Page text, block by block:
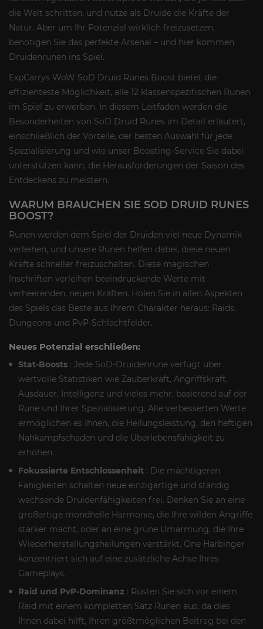
die Welt schritten, und nutze als Druide die Kräfte der
Natur. Aber um Ihr Potenzial wirklich freizusetzen,
benötigen Sie das perfekte Arsenal – und hier kommen
Druidenrunen ins Spiel.
ExpCarrys WoW SoD Druid Runes Boost bietet die
effizienteste Möglichkeit, alle 12 klassenspezifischen Runen
im Spiel zu erwerben. In diesem Leitfaden werden die
Besonderheiten von SoD Druid Runes im Detail erläutert,
einschließlich der Vorteile, der besten Auswahl für jede
Spezialisierung und wie unser Boosting-Service Sie dabei
unterstützen kann, die Herausforderungen der Saison des
Entdeckens zu meistern.
WARUM BRAUCHEN SIE SOD DRUID RUNES
BOOST?
Runen werden dem Spiel der Druiden viel neue Dynamik
verleihen, und unsere Runen helfen dabei, diese neuen
Kräfte schneller freizuschalten. Diese magischen
Inschriften verleihen beeindruckende Werte mit
verheerenden, neuen Kräften. Holen Sie in allen Aspekten
des Spiels das Beste aus Ihrem Charakter heraus: Raids,
Dungeons und PvP-Schlachtfelder.
Neues Potenzial erschließen:
Stat-Boosts : Jede SoD-Druidenrune verfügt über
wertvolle Statistiken wie Zauberkraft, Angriffskraft,
Ausdauer, Intelligenz und vieles mehr, basierend auf der
Rune und Ihrer Spezialisierung. Alle verbesserten Werte
ermöglichen es Ihnen, die Heilungsleistung, den heftigen
Nahkampfschaden und die Überlebensfähigkeit zu
erhöhen.
Fokussierte Entschlossenheit : Die mächtigeren
Fähigkeiten schalten neue einzigartige und ständig
wachsende Druidenfähigkeiten frei. Denken Sie an eine
großartige mondhelle Harmonie, die Ihre wilden Angriffe
stärker macht, oder an eine grüne Umarmung, die Ihre
Wiederherstellungsheilungen verstärkt. One Harbinger
konzentriert sich auf eine zusätzliche Achse Ihres
Gameplays.
Raid und PvP-Dominanz : Rüsten Sie sich vor einem
Raid mit einem kompletten Satz Runen aus, da dies
Ihnen dabei hilft, Ihren größtmöglichen Beitrag bei den